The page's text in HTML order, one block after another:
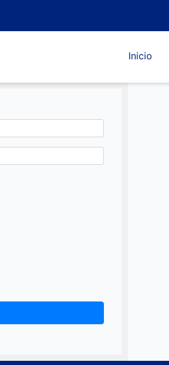
Inicio